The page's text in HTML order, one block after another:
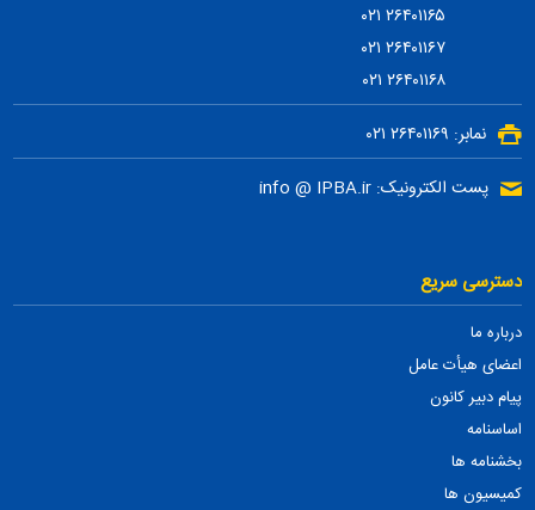
۲۶۴۰۱۱۶۷ ۰۲۱
۲۶۴۰۱۱۶۸ ۰۲۱
نمابر: ۲۶۴۰۱۱۶۹ ۰۲۱
پست الکترونیک: info @ IPBA.ir
دسترسی سریع
درباره ما
اعضای هیأت عامل
پیام دبیر کانون
اساسنامه
بخشنامه ها
کمیسیون ها